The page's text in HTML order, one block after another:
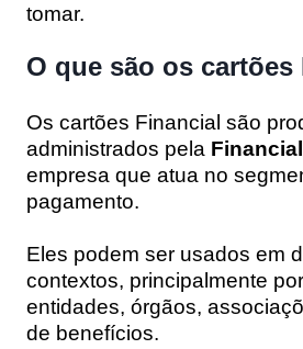
tomar.
O que são os
Os cartões Financial são
administrados pela
empresa que atua no
pagamento.
Eles podem ser usados em
contextos, principalmente
entidades, órgãos,
de benefícios.